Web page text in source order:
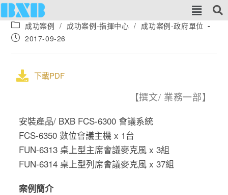
成功案例 / 成功案例-指揮中心 / 成功案例-政府單位
2017-09-26
下載PDF
【撰文/ 業務一部】
安裝產品/ BXB FCS-6300 會議系統
FCS-6350 數位會議主機 x 1台
FUN-6313 桌上型主席會議麥克風 x 3組
FUN-6314 桌上型列席會議麥克風 x 37組
案例簡介